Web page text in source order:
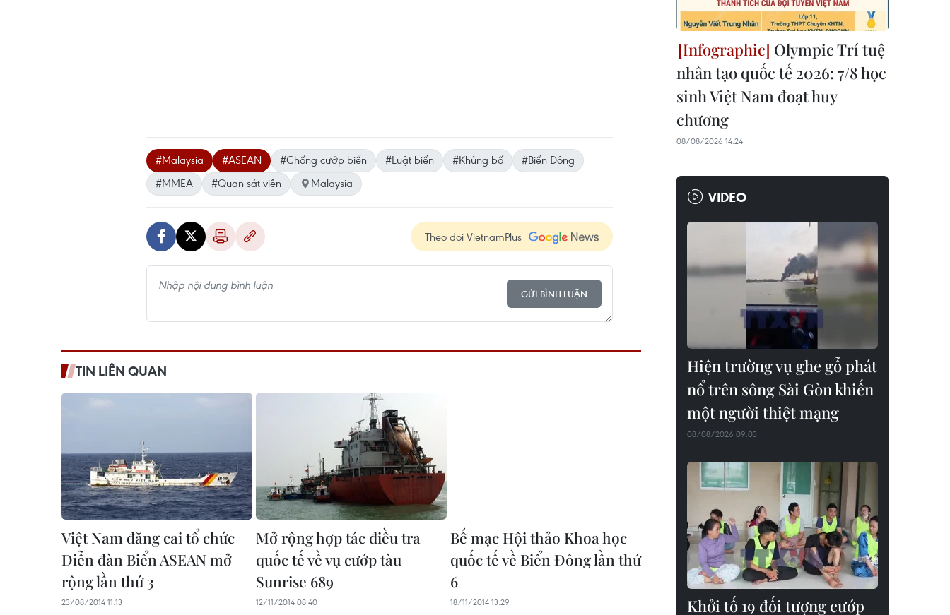
#Malaysia #ASEAN #Chống cướp biển #Luật biển #Khủng bố
#Biển Đông
#MMEA
#Quan sát viên Malaysia
Theo dõi VietnamPlus
GỬI BÌNH LUẬN
TIN LIÊN QUAN
Việt Nam đăng cai tổ chức
Diễn đàn Biển ASEAN mở
rộng lần thứ 3
23/08/2014 11:13
Mở rộng hợp tác điều tra
quốc tế về vụ cướp tàu
Sunrise 689
12/11/2014 08:40
Bế mạc Hội thảo Khoa học
quốc tế về Biển Đông lần thứ
6
18/11/2014 13:29
Olympic Trí tuệ
nhân tạo quốc tế 2026: 7/8 học
sinh Việt Nam đoạt huy
chương
08/08/2026 14:24
VIDEO
Hiện trường vụ ghe gỗ phát
nổ trên sông Sài Gòn khiến
một người thiệt mạng
08/08/2026 09:03
Khởi tố 19 đối tượng cướp